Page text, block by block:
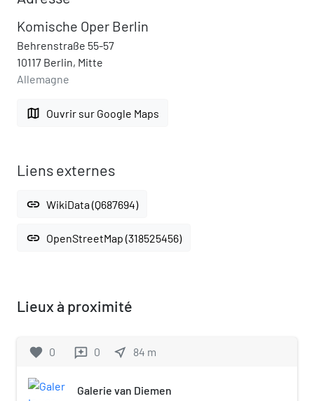
Komische Oper Berlin
Behrenstraße 55-57
10117 Berlin, Mitte
Allemagne
map Ouvrir sur Google Maps
Liens externes
link WikiData (Q687694)
link OpenStreetMap (318525456)
Lieux à proximité
favorite 0 reviews 0 near_me 84 m
Galerie van Diemen